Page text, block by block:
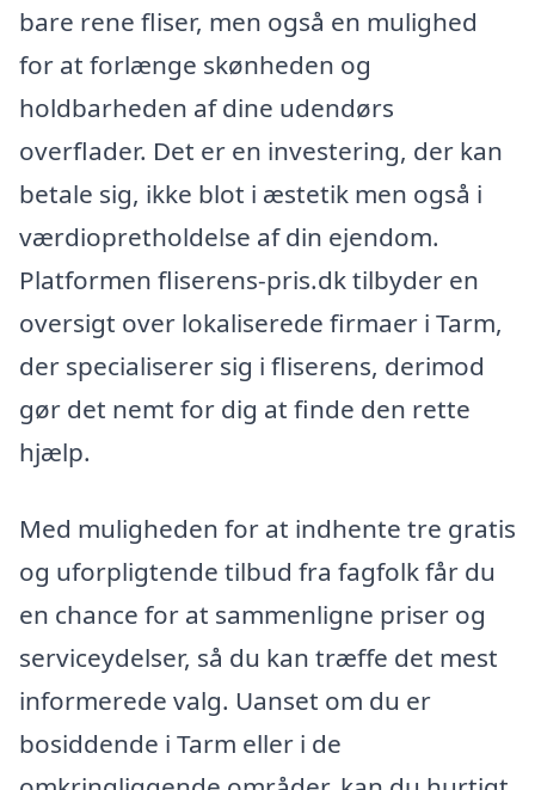
bare rene fliser, men også en mulighed
for at forlænge skønheden og
holdbarheden af dine udendørs
overflader. Det er en investering, der kan
betale sig, ikke blot i æstetik men også i
værdiopretholdelse af din ejendom.
Platformen fliserens-pris.dk tilbyder en
oversigt over lokaliserede firmaer i Tarm,
der specialiserer sig i fliserens, derimod
gør det nemt for dig at finde den rette
hjælp.
Med muligheden for at indhente tre gratis
og uforpligtende tilbud fra fagfolk får du
en chance for at sammenligne priser og
serviceydelser, så du kan træffe det mest
informerede valg. Uanset om du er
bosiddende i Tarm eller i de